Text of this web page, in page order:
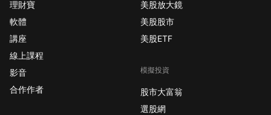
理財寶
軟體
講座
線上課程
影音
合作作者
美股放大鏡
美股股市
美股ETF
模擬投資
股市大富翁
選股網